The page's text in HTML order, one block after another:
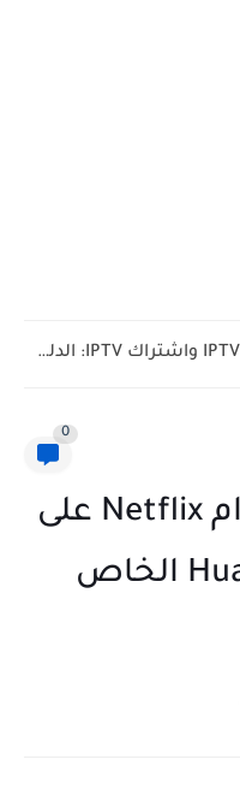
IPTV Smarters Pro واشتراك IPTV: الدليل الشامل لفصل المشغل عن...
0
هل يمكنني استخدام Netflix على
هاتف Huawei Pura 80 الخاص